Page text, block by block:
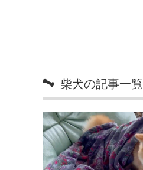
柴犬の記事一覧